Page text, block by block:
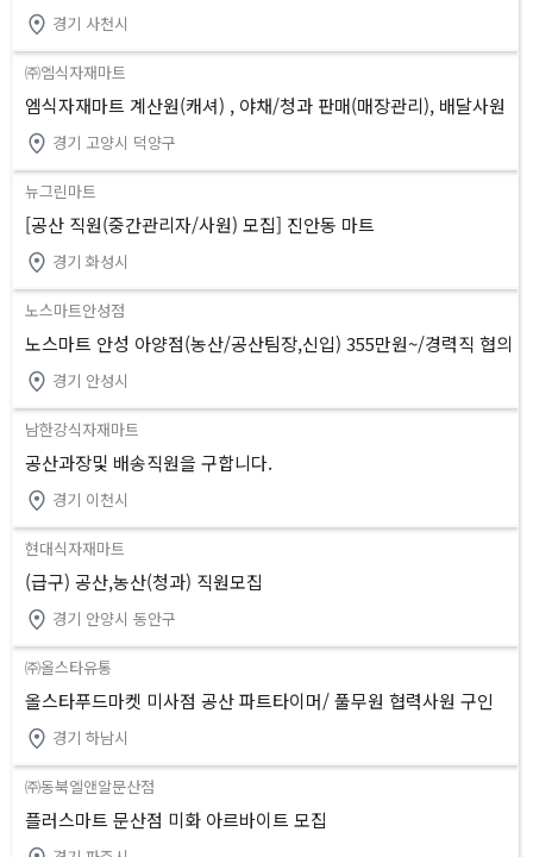
경기 사천시
㈜엠식자재마트
엠식자재마트 계산원(캐셔) , 야채/청과 판매(매장관리), 배달사원
모집
경기 고양시 덕양구
뉴그린마트
[공산 직원(중간관리자/사원) 모집] 진안동 마트
경기 화성시
노스마트안성점
노스마트 안성 아양점(농산/공산팀장,신입) 355만원~/경력직 협의
경기 안성시
남한강식자재마트
공산과장및 배송직원을 구합니다.
경기 이천시
현대식자재마트
(급구) 공산,농산(청과) 직원모집
경기 안양시 동안구
㈜올스타유통
올스타푸드마켓 미사점 공산 파트타이머/ 풀무원 협력사원 구인
경기 하남시
㈜동북엘앤알문산점
플러스마트 문산점 미화 아르바이트 모집